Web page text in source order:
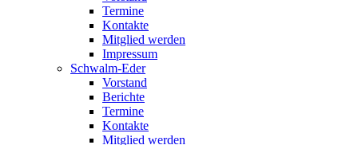
Termine
Kontakte
Mitglied werden
Impressum
Schwalm-Eder
Vorstand
Berichte
Termine
Kontakte
Mitglied werden